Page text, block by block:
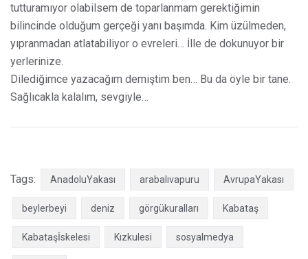
tutturamıyor olabilsem de toparlanmam gerektiğimin
bilincinde olduğum gerçeği yanı başımda. Kim üzülmeden,
yıpranmadan atlatabiliyor o evreleri… İlle de dokunuyor bir
yerlerinize.
Dilediğimce yazacağım demiştim ben… Bu da öyle bir tane.
Sağlıcakla kalalım, sevgiyle…
Tags: AnadoluYakası arabalıvapuru AvrupaYakası
beylerbeyi deniz görgükuralları Kabataş
Kabataşİskelesi Kızkulesi sosyalmedya